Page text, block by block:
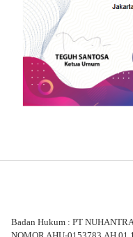
Badan Hukum : PT